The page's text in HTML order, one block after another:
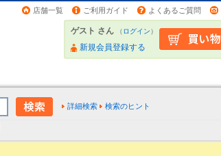
店舗一覧 ご利用ガイド よくあるご質問
ゲスト さん （ログイン）
新規会員登録する
詳細検索 検索のヒント